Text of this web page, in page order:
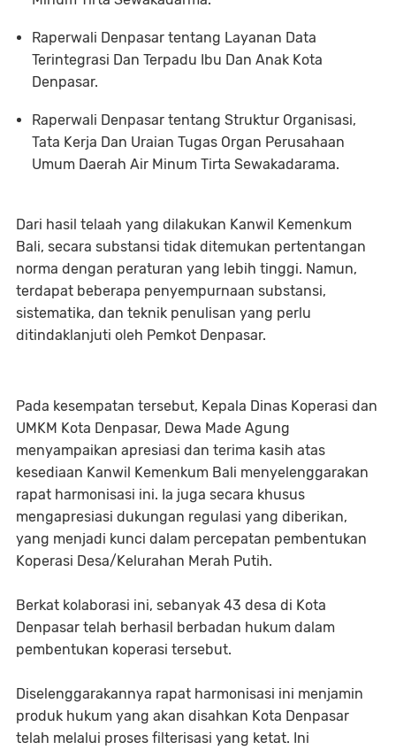
Raperwali Denpasar tentang Layanan Data
Terintegrasi Dan Terpadu Ibu Dan Anak Kota
Denpasar.
Raperwali Denpasar tentang Struktur Organisasi,
Tata Kerja Dan Uraian Tugas Organ Perusahaan
Umum Daerah Air Minum Tirta Sewakadarama.
Dari hasil telaah yang dilakukan Kanwil Kemenkum
Bali, secara substansi tidak ditemukan pertentangan
norma dengan peraturan yang lebih tinggi. Namun,
terdapat beberapa penyempurnaan substansi,
sistematika, dan teknik penulisan yang perlu
ditindaklanjuti oleh Pemkot Denpasar.
Pada kesempatan tersebut, Kepala Dinas Koperasi dan
UMKM Kota Denpasar, Dewa Made Agung
menyampaikan apresiasi dan terima kasih atas
kesediaan Kanwil Kemenkum Bali menyelenggarakan
rapat harmonisasi ini. Ia juga secara khusus
mengapresiasi dukungan regulasi yang diberikan,
yang menjadi kunci dalam percepatan pembentukan
Koperasi Desa/Kelurahan Merah Putih.
Berkat kolaborasi ini, sebanyak 43 desa di Kota
Denpasar telah berhasil berbadan hukum dalam
pembentukan koperasi tersebut.
Diselenggarakannya rapat harmonisasi ini menjamin
produk hukum yang akan disahkan Kota Denpasar
telah melalui proses filterisasi yang ketat. Ini